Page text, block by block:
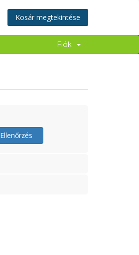
Kosár megtekintése
Fiók
Ellenőrzés